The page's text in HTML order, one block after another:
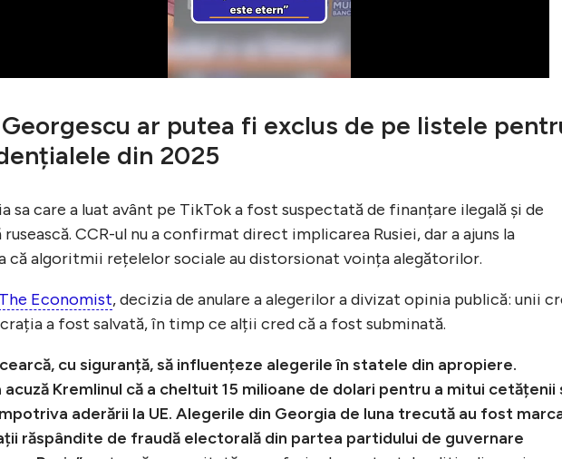
ar putea fi exclus de pe listele
din 2025
sa care a luat avânt pe TikTok a fost suspectată de finanțare ilegală și de
CCR-ul nu a confirmat direct implicarea Rusiei, dar a ajuns la
că algoritmii rețelelor sociale au distorsionat voința alegătorilor.
The Economist, decizia de anulare a alegerilor a divizat opinia publică: unii
a fost salvată, în timp ce alții cred că a fost subminată.
cu siguranță, să influențeze alegerile în statele din apropiere.
acuză Kremlinul că a cheltuit 15 milioane de dolari pentru a mitui cetățenii
aderării la UE. Alegerile din Georgia de luna trecută au fost
răspândite de fraudă electorală din partea partidului de guvernare